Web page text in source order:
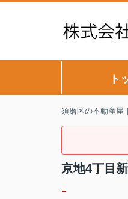
ト
須磨区の不動産屋
京地4丁目
-